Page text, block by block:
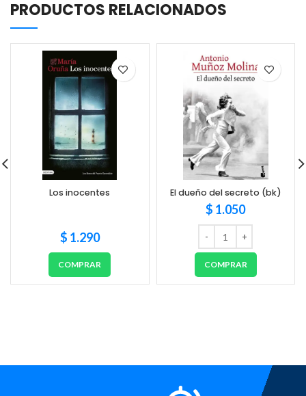
PRODUCTOS RELACIONADOS
Los inocentes
$ 1.290
COMPRAR
El dueño del secreto (bk)
$ 1.050
COMPRAR